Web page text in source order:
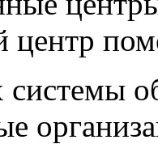
центр
системы